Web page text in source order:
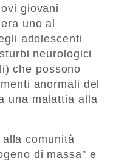
giovani
uno al
adolescenti
neurologici
che possono
anormali del
una malattia alla
comunità
di massa” e